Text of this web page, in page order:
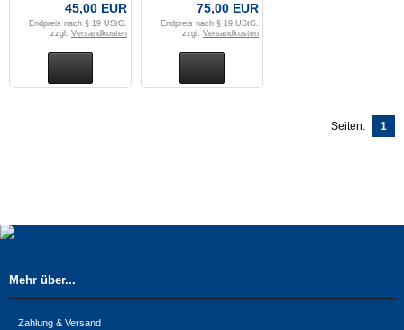
45,00 EUR
Endpreis nach § 19 UStG.
zzgl. Versandkosten
75,00 EUR
Endpreis nach § 19 UStG.
zzgl. Versandkosten
Seiten: 1
Mehr über...
Zahlung & Versand